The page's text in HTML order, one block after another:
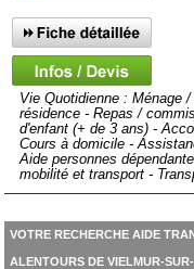
Vie Quotidienne : Ménage
résidence - Repas /
d'enfant (+ de 3 ans) -
Cours à domicile -
Aide personnes
mobilité et transport -
VOTRE RECHERCHE AIDE
ALENTOURS DE VIELMUR-